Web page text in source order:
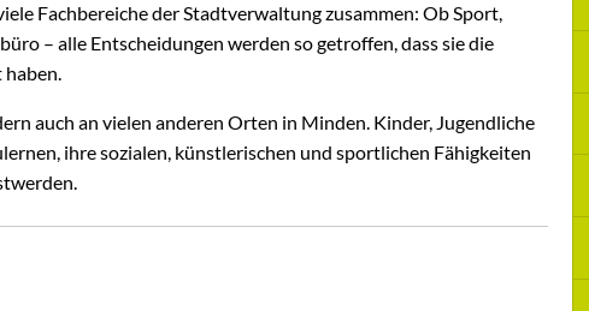
Fachbereiche der Stadtverwaltung zusammen: Ob Sport,
– alle Entscheidungen werden so getroffen, dass sie die
haben.
auch an vielen anderen Orten in Minden. Kinder, Jugendliche
ihre sozialen, künstlerischen und sportlichen Fähigkeiten